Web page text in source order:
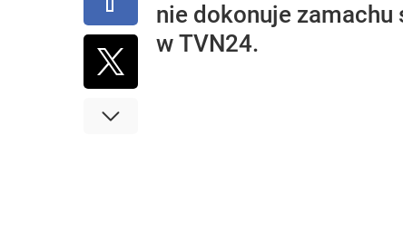
nie dokonuje zamachu
w TVN24.